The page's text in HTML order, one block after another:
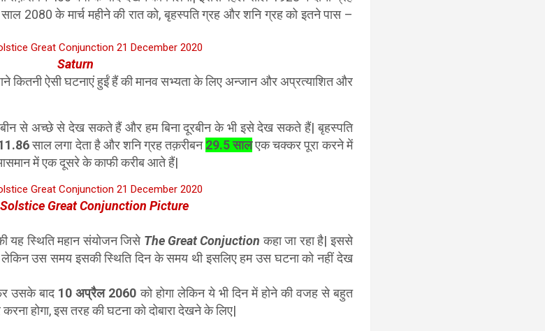
के मार्च महीने की रात को, बृहस्पति ग्रह और शनि ग्रह को इतने पास –
Saturn
हुईं हैं की मानव सभ्यता के लिए अन्जान और अप्रत्याशित और
से अच्छे से देख सकते हैं और हम बिना दूरबीन के भी इसे देख सकते हैं| बृहस्पति
साल लगा देता है और शनि ग्रह तक़रीबन29.5 सालएक चक्कर पूरा करने में
में एक दूसरे के काफी करीब आते हैं|
Great Conjunction Picture
यह स्थिति महान संयोजन जिसे The Great Conjuction कहा जा रहा है| इससे
लेकिन उस समय इसकी स्थिति दिन के समय थी इसलिए हम उस घटना को नहीं देख
उसके बाद 10 अप्रैल 2060को होगा लेकिन ये भी दिन में होने की वजह से बहुत
होगा, इस तरह की घटना को दोबारा देखने के लिए|